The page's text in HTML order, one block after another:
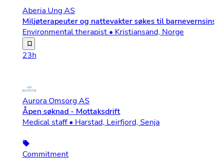
Aberia Ung AS
Miljøterapeuter og nattevakter søkes til
Environmental therapist • Kristiansand, Norge
Aberia Ung søker engasjerte og faglig trygge
23h
Aurora Omsorg AS
Åpen søknad - Mottaksdrift
Medical staff • Harstad, Leirfjord, Senja
Commitment